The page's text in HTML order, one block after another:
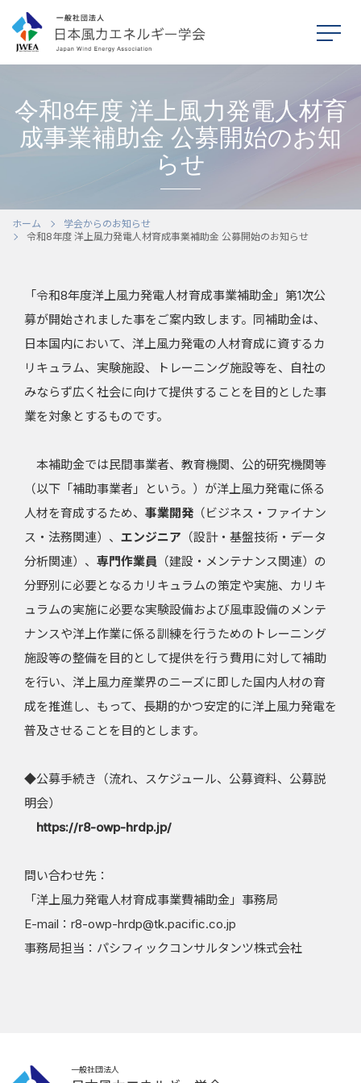
入会案内
会員ページ
本学会について
学会活動
刊行物
令和8年度 洋上風力発電人材育
成事業補助金 公募開始のお知
らせ
ホーム
学会からのお知らせ
令和8年度 洋上風力発電人材育成事業補助金 公募開始のお知らせ
「令和8年度洋上風力発電人材育成事業補助金」第1次公
募が開始されました事をご案内致します。同補助金は、
日本国内において、洋上風力発電の人材育成に資するカ
リキュラム、実験施設、トレーニング施設等を、自社の
みならず広く社会に向けて提供することを目的とした事
業を対象とするものです。
本補助金では民間事業者、教育機関、公的研究機関等
（以下「補助事業者」という。）が洋上風力発電に係る
人材を育成するため、 事業開発 （ビジネス・ファイナン
ス・法務関連）、 エンジニア （設計・基盤技術・データ
分析関連）、 専門作業員 （建設・メンテナンス関連）の
分野別に必要となるカリキュラムの策定や実施、カリキ
ュラムの実施に必要な実験設備および風車設備のメンテ
ナンスや洋上作業に係る訓練を行うためのトレーニング
施設等の整備を目的として提供を行う費用に対して補助
を行い、洋上風力産業界のニーズに即した国内人材の育
成を推進し、もって、長期的かつ安定的に洋上風力発電を
普及させることを目的とします。
◆公募手続き（流れ、スケジュール、公募資料、公募説
明会）
https://r8-owp-hrdp.jp/
問い合わせ先：
「洋上風力発電人材育成事業費補助金」事務局
E-mail：r8-owp-hrdp@tk.pacific.co.jp
事務局担当：パシフィックコンサルタンツ株式会社
一般社団法人